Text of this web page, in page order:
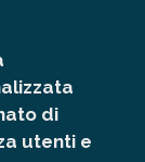
di
utenti e